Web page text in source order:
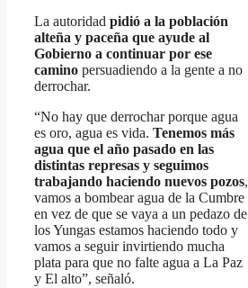
La autoridad pidió a la población
alteña y paceña que ayude al
Gobierno a continuar por ese
camino persuadiendo a la gente a no
derrochar.
“No hay que derrochar porque agua
es oro, agua es vida. Tenemos más
agua que el año pasado en las
distintas represas y seguimos
trabajando haciendo nuevos pozos,
vamos a bombear agua de la Cumbre
en vez de que se vaya a un pedazo de
los Yungas estamos haciendo todo y
vamos a seguir invirtiendo mucha
plata para que no falte agua a La Paz
y El alto”, señaló.